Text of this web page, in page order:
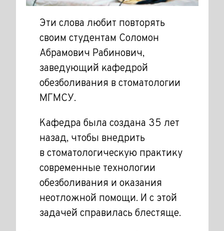
Эти слова любит повторять
своим студентам Соломон
Абрамович Рабинович,
заведующий кафедрой
обезболивания в стоматологии
МГМСУ.
Кафедра была создана 35 лет
назад, чтобы внедрить
в стоматологическую практику
современные технологии
обезболивания и оказания
неотложной помощи. И с этой
задачей справилась блестяще.